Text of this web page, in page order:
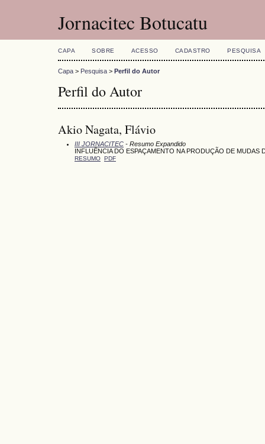
Jornacitec Botucatu
CAPA SOBRE ACESSO CADASTRO PESQUISA
Capa > Pesquisa > Perfil do Autor
Perfil do Autor
Akio Nagata, Flávio
III JORNACITEC - Resumo Expandido
INFLUÊNCIA DO ESPAÇAMENTO NA PRODUÇÃO DE MUDAS
RESUMO PDF